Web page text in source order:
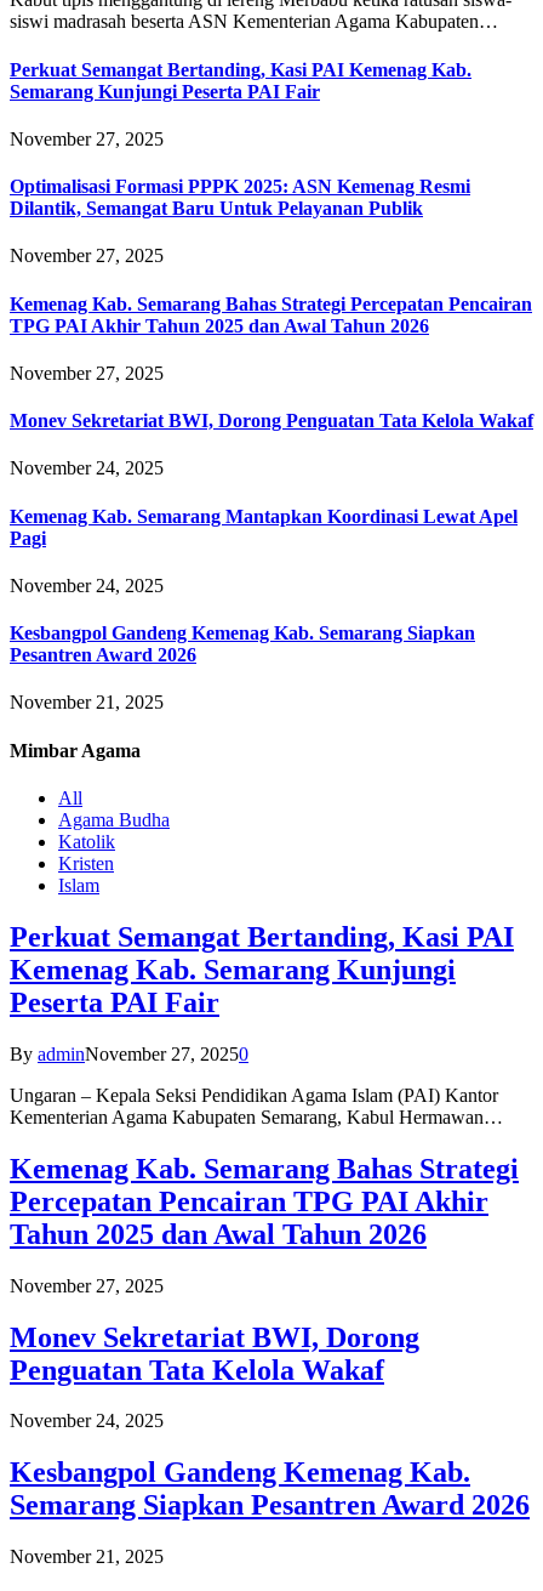
siswi madrasah beserta ASN Kementerian Agama Kabupaten…
Perkuat Semangat Bertanding, Kasi PAI Kemenag Kab.
Semarang Kunjungi Peserta PAI Fair
November 27, 2025
Optimalisasi Formasi PPPK 2025: ASN Kemenag Resmi
Dilantik, Semangat Baru Untuk Pelayanan Publik
November 27, 2025
Kemenag Kab. Semarang Bahas Strategi Percepatan Pencairan
TPG PAI Akhir Tahun 2025 dan Awal Tahun 2026
November 27, 2025
Monev Sekretariat BWI, Dorong Penguatan Tata Kelola Wakaf
November 24, 2025
Kemenag Kab. Semarang Mantapkan Koordinasi Lewat Apel
Pagi
November 24, 2025
Kesbangpol Gandeng Kemenag Kab. Semarang Siapkan
Pesantren Award 2026
November 21, 2025
Mimbar Agama
All
Agama Budha
Katolik
Kristen
Islam
Perkuat Semangat Bertanding, Kasi PAI
Kemenag Kab. Semarang Kunjungi
Peserta PAI Fair
By adminNovember 27, 20250
Ungaran – Kepala Seksi Pendidikan Agama Islam (PAI) Kantor
Kementerian Agama Kabupaten Semarang, Kabul Hermawan…
Kemenag Kab. Semarang Bahas Strategi
Percepatan Pencairan TPG PAI Akhir
Tahun 2025 dan Awal Tahun 2026
November 27, 2025
Monev Sekretariat BWI, Dorong
Penguatan Tata Kelola Wakaf
November 24, 2025
Kesbangpol Gandeng Kemenag Kab.
Semarang Siapkan Pesantren Award 2026
November 21, 2025